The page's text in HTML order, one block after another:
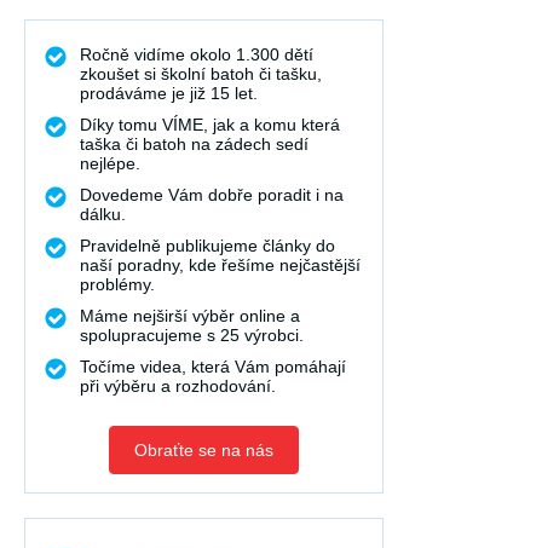
Ročně vidíme okolo 1.300 dětí
zkoušet si školní batoh či tašku,
prodáváme je již 15 let.
Díky tomu VÍME, jak a komu která
taška či batoh na zádech sedí
nejlépe.
Dovedeme Vám dobře poradit i na
dálku.
Pravidelně publikujeme články do
naší poradny, kde řešíme nejčastější
problémy.
Máme nejširší výběr online a
spolupracujeme s 25 výrobci.
Točíme videa, která Vám pomáhají
při výběru a rozhodování.
Obraťte se na nás